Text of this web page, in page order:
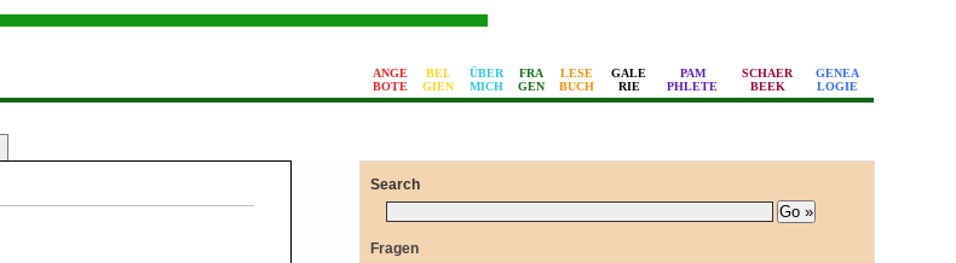
ANGE
BOTE
BEL
GIEN
ÜBER
MICH
FRA
GEN
LESE
BUCH
GALE
RIE
PAM
PHLETE
SCHAER
BEEK
GENEA
LOGIE
Search
Fragen